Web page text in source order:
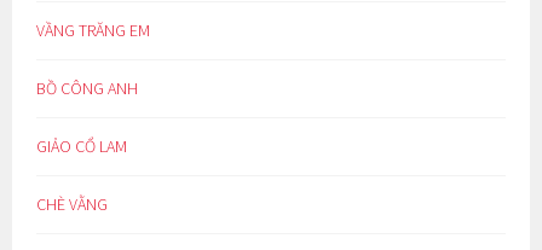
VẦNG TRĂNG EM
BỒ CÔNG ANH
GIẢO CỔ LAM
CHÈ VẰNG